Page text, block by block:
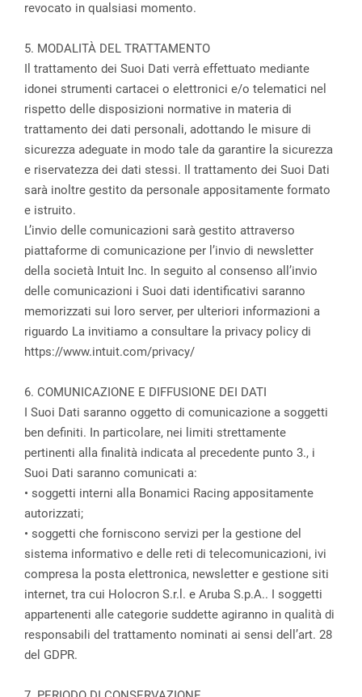
revocato in qualsiasi momento.
5. MODALITÀ DEL TRATTAMENTO
Il trattamento dei Suoi Dati verrà effettuato mediante
idonei strumenti cartacei o elettronici e/o telematici nel
rispetto delle disposizioni normative in materia di
trattamento dei dati personali, adottando le misure di
sicurezza adeguate in modo tale da garantire la sicurezza
e riservatezza dei dati stessi. Il trattamento dei Suoi Dati
sarà inoltre gestito da personale appositamente formato
e istruito.
L’invio delle comunicazioni sarà gestito attraverso
piattaforme di comunicazione per l’invio di newsletter
della società Intuit Inc. In seguito al consenso all’invio
delle comunicazioni i Suoi dati identificativi saranno
memorizzati sui loro server, per ulteriori informazioni a
riguardo La invitiamo a consultare la privacy policy di
https://www.intuit.com/privacy/
6. COMUNICAZIONE E DIFFUSIONE DEI DATI
I Suoi Dati saranno oggetto di comunicazione a soggetti
ben definiti. In particolare, nei limiti strettamente
pertinenti alla finalità indicata al precedente punto 3., i
Suoi Dati saranno comunicati a:
• soggetti interni alla Bonamici Racing appositamente
autorizzati;
• soggetti che forniscono servizi per la gestione del
sistema informativo e delle reti di telecomunicazioni, ivi
compresa la posta elettronica, newsletter e gestione siti
internet, tra cui Holocron S.r.l. e Aruba S.p.A.. I soggetti
appartenenti alle categorie suddette agiranno in qualità di
responsabili del trattamento nominati ai sensi dell’art. 28
del GDPR.